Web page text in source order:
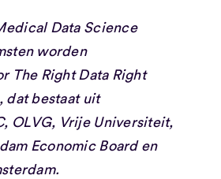
Data Science
worden
The Right Data Right
dat bestaat uit
OLVG, Vrije Universiteit,
Economic Board en